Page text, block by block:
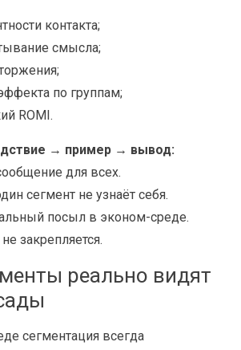
контакта;
смысла;
по группам;
ROMI.
→ пример → вывод:
для всех.
сегмент не узнаёт себя.
посыл в эконом-среде.
закрепляется.
реально видят
сегментация всегда